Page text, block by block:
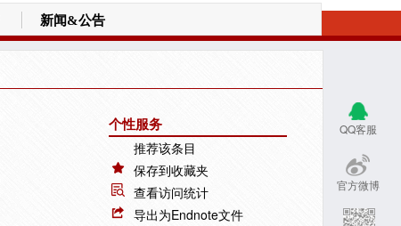
新闻&公告
QQ客服
官方微博
个性服务
推荐该条目
保存到收藏夹
查看访问统计
导出为Endnote文件